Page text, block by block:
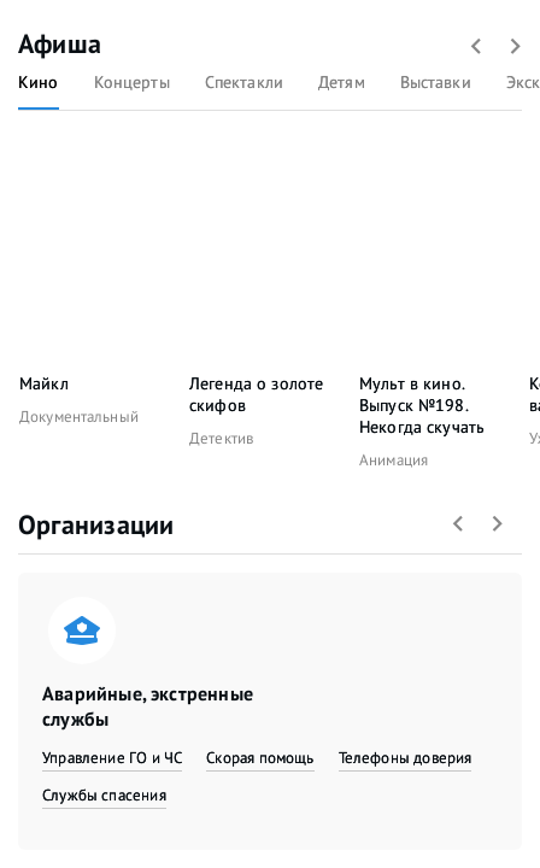
Афиша
Кино Концерты Спектакли Детям Выставки
Майкл
Документальный
Легенда о золоте
скифов
Детектив
Мульт в кино.
Выпуск №198.
Некогда скучать
Анимация
Организации
Аварийные, экстренные
службы
Управление ГО и ЧС Скорая помощь
Телефоны доверия
Службы спасения